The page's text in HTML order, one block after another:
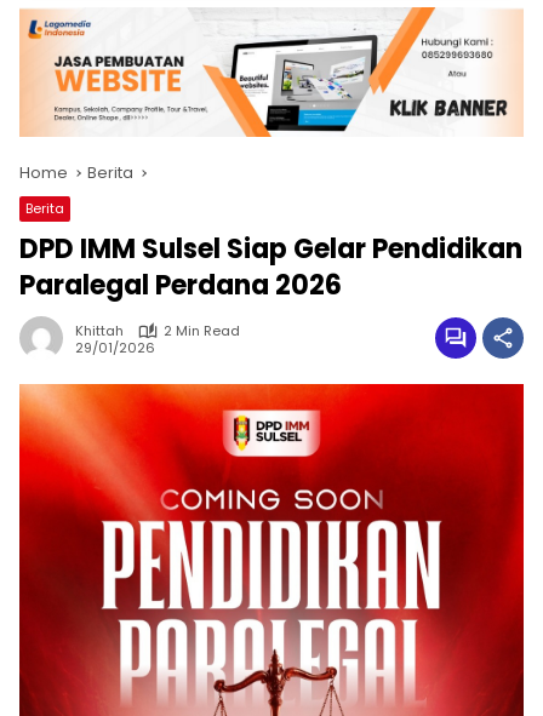
Home Berita
Berita
DPD IMM Sulsel Siap Gelar Pendidikan
Paralegal Perdana 2026
Khittah
2 Min Read
29/01/2026